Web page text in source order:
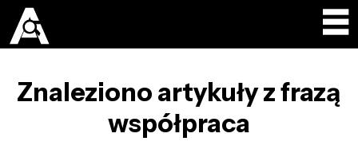
Znaleziono artykuły z frazą
współpraca